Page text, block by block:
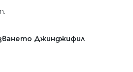
Джинджифил